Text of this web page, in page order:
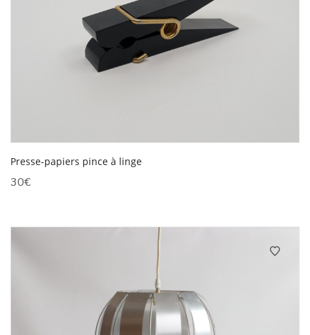
Presse-papiers pince à linge
30€